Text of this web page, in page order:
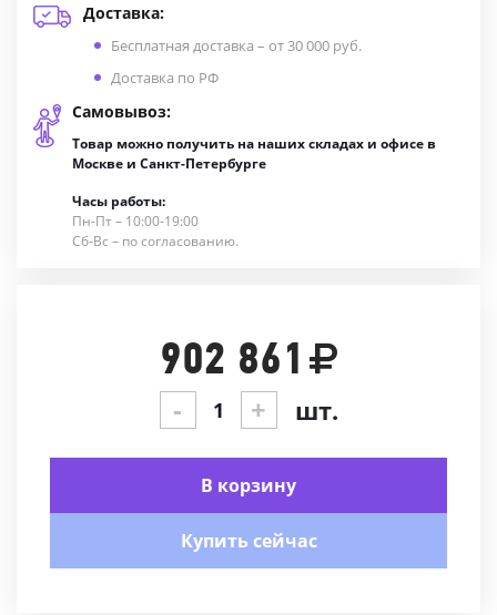
Доставка:
Бесплатная доставка – от 30 000 руб.
Доставка по РФ
Самовывоз:
Товар можно получить на наших складах и офисе в
Москве и Санкт-Петербурге
Часы работы:
Пн-Пт – 10:00-19:00
Сб-Вс – по согласованию.
902 861
- + шт.
В корзину
Купить сейчас